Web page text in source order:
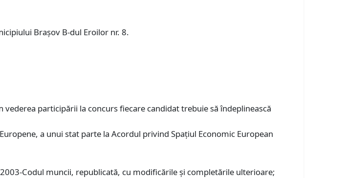
Braşov B-dul Eroilor nr. 8.
participării la concurs fiecare candidat trebuie să îndeplinească
a unui stat parte la Acordul privind Spațiul Economic European
Codul muncii, republicată, cu modificările și completările ulterioare;